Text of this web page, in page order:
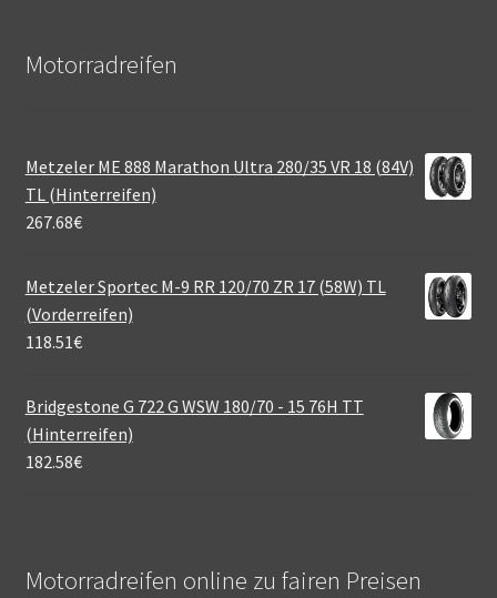
Motorradreifen
Metzeler ME 888 Marathon Ultra 280/35 VR 18 (84V)
TL (Hinterreifen)
267.68€
Metzeler Sportec M-9 RR 120/70 ZR 17 (58W) TL
(Vorderreifen)
118.51€
Bridgestone G 722 G WSW 180/70 - 15 76H TT
(Hinterreifen)
182.58€
Motorradreifen online zu fairen Preisen